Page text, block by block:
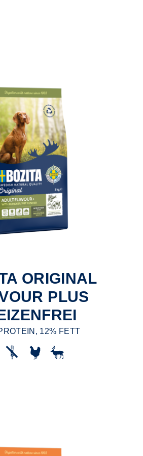
ORIGINAL
PLUS
12% FETT